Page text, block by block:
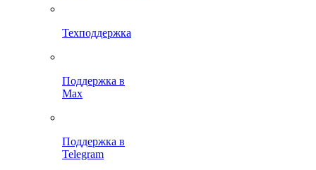
Техподдержка
Поддержка в
Max
Поддержка в
Telegram